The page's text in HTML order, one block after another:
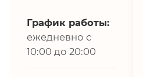
График работы:
ежедневно с
10:00 до 20:00